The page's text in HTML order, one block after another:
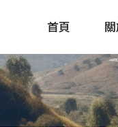
首頁
指南 TBS